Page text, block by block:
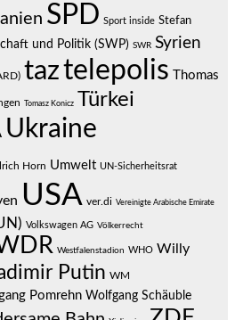
SPD Sport inside Stefan
und Politik (SWP) SWR Syrien
taztelepolis
Thomas
Tomasz Konicz Türkei
Ukraine
Horn Umwelt UN-Sicherheitsrat
USA ver.di Vereinigte Arabische Emirate
Volkswagen AG Völkerrecht
Westfalenstadion WHO Willy
Putin WM
Pomrehn Wolfgang Schäuble